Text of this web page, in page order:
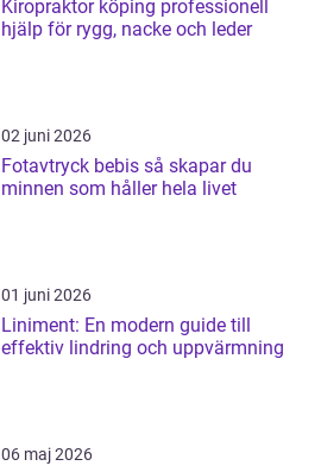
Kiropraktor köping professionell
hjälp för rygg, nacke och leder
02 juni 2026
Fotavtryck bebis så skapar du
minnen som håller hela livet
01 juni 2026
Liniment: En modern guide till
effektiv lindring och uppvärmning
06 maj 2026